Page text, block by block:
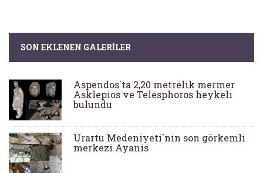
SON EKLENEN GALERILER
Aspendos'ta 2,20 metrelik mermer
Asklepios ve Telesphoros heykeli
bulundu
Urartu Medeniyeti'nin son görkemli
merkezi Ayanis